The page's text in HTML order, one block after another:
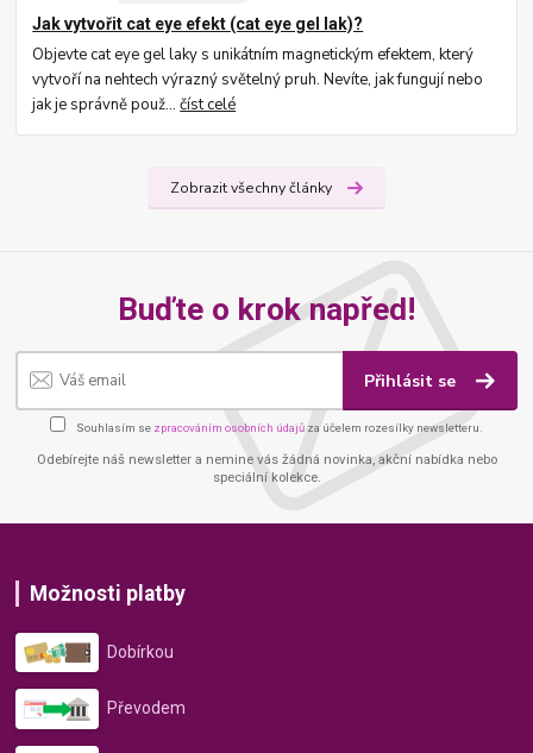
Jak vytvořit cat eye efekt (cat eye gel lak)?
Objevte cat eye gel laky s unikátním magnetickým efektem, který
vytvoří na nehtech výrazný světelný pruh. Nevíte, jak fungují nebo
jak je správně použ...číst celé
Zobrazit všechny články
Buďte o krok napřed!
Přihlásit se
Souhlasím se zpracováním osobních údajů za účelem rozesílky newsletteru.
Odebírejte náš newsletter a nemine vás žádná novinka, akční nabídka nebo
speciální kolekce.
Možnosti platby
Dobírkou
Převodem